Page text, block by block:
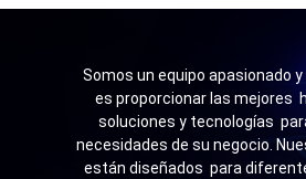
Somos un equipo apasionado
es proporcionar las mejores
soluciones y tecnologías
necesidades de su negocio.
están diseñados para